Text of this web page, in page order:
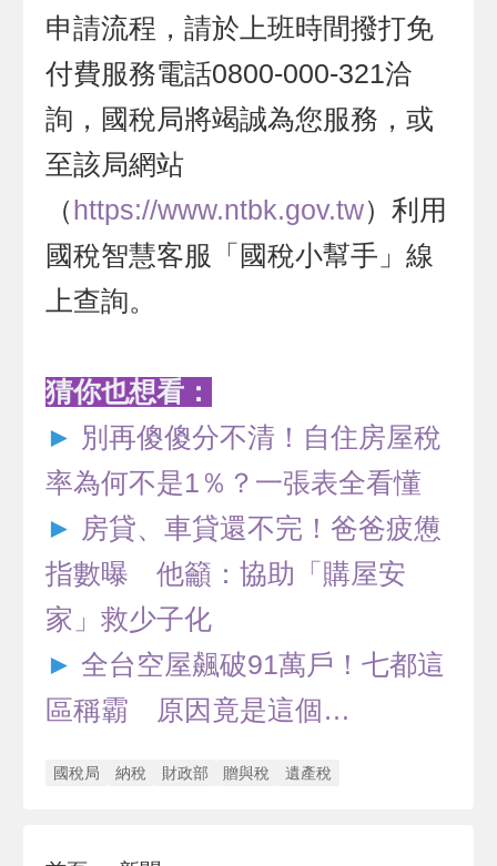
申請流程，請於上班時間撥打免
付費服務電話0800-000-321洽
詢，國稅局將竭誠為您服務，或
至該局網站
（ https://www.ntbk.gov.tw）利用
國稅智慧客服「國稅小幫手」線
上查詢。
猜你也想看：
► 別再傻傻分不清！自住房屋稅
率為何不是1％？一張表全看懂
► 房貸、車貸還不完！爸爸疲憊
指數曝 他籲：協助「購屋安
家」救少子化
► 全台空屋飆破91萬戶！七都這
區稱霸 原因竟是這個…
國稅局 納稅 財政部 贈與稅 遺產稅